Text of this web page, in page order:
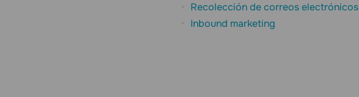
Recolección de correos electrónicos
Inbound marketing